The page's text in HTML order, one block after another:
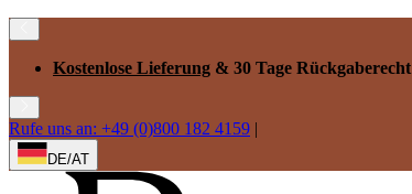
Kostenlose Lieferung & 30 Tage Rückgaberecht
Rufe uns an: +49 (0)800 182 4159 |
DE/AT